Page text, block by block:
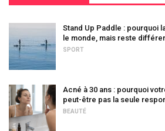
Stand Up Paddle : pourquoi
le monde, mais reste
SPORT
Acné à 30 ans : pourquoi
peut-être pas la seule
BEAUTÉ